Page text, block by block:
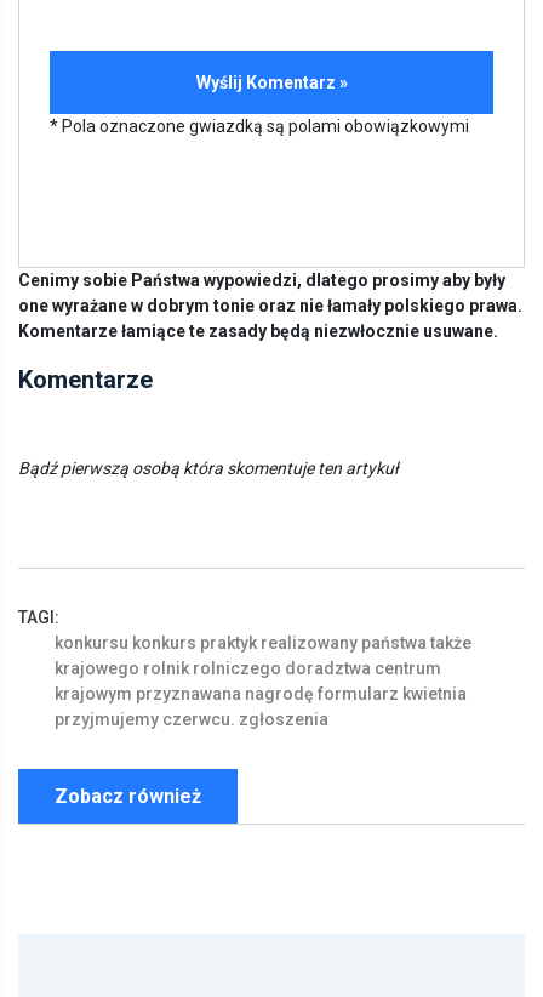
* Pola oznaczone gwiazdką są polami obowiązkowymi
Cenimy sobie Państwa wypowiedzi, dlatego prosimy aby były
one wyrażane w dobrym tonie oraz nie łamały polskiego prawa.
Komentarze łamiące te zasady będą niezwłocznie usuwane.
Komentarze
Bądź pierwszą osobą która skomentuje ten artykuł
TAGI:
konkursu konkurs praktyk realizowany państwa także
krajowego rolnik rolniczego doradztwa centrum
krajowym przyznawana nagrodę formularz kwietnia
przyjmujemy czerwcu. zgłoszenia
Zobacz również